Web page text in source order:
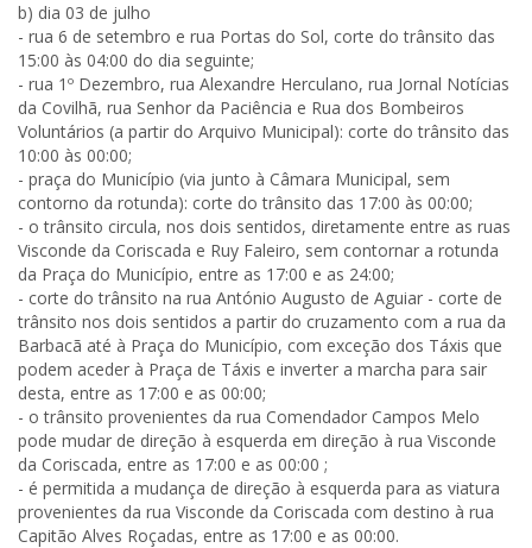
b) dia 03 de julho
- rua 6 de setembro e rua Portas do Sol, corte do trânsito das
15:00 às 04:00 do dia seguinte;
- rua 1º Dezembro, rua Alexandre Herculano, rua Jornal Notícias
da Covilhã, rua Senhor da Paciência e Rua dos Bombeiros
Voluntários (a partir do Arquivo Municipal): corte do trânsito das
10:00 às 00:00;
- praça do Município (via junto à Câmara Municipal, sem
contorno da rotunda): corte do trânsito das 17:00 às 00:00;
- o trânsito circula, nos dois sentidos, diretamente entre as ruas
Visconde da Coriscada e Ruy Faleiro, sem contornar a rotunda
da Praça do Município, entre as 17:00 e as 24:00;
- corte do trânsito na rua António Augusto de Aguiar - corte de
trânsito nos dois sentidos a partir do cruzamento com a rua da
Barbacã até à Praça do Município, com exceção dos Táxis que
podem aceder à Praça de Táxis e inverter a marcha para sair
desta, entre as 17:00 e as 00:00;
- o trânsito provenientes da rua Comendador Campos Melo
pode mudar de direção à esquerda em direção à rua Visconde
da Coriscada, entre as 17:00 e as 00:00 ;
- é permitida a mudança de direção à esquerda para as viatura
provenientes da rua Visconde da Coriscada com destino à rua
Capitão Alves Roçadas, entre as 17:00 e as 00:00.